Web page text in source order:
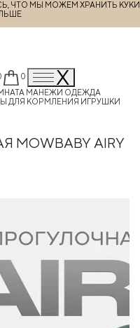
ЧТО МЫ МОЖЕМ ХРАНИТЬ КУКИ
0
МАНЕЖИ ОДЕЖДА
ДЛЯ КОРМЛЕНИЯ ИГРУШКИ
AIRY